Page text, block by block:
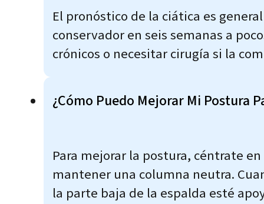
El pronóstico de la ciática es
conservador en seis semanas a
crónicos o necesitar cirugía si la
¿Cómo Puedo Mejorar Mi Postura
Para mejorar la postura, céntrate
mantener una columna neutra.
la parte baja de la espalda esté